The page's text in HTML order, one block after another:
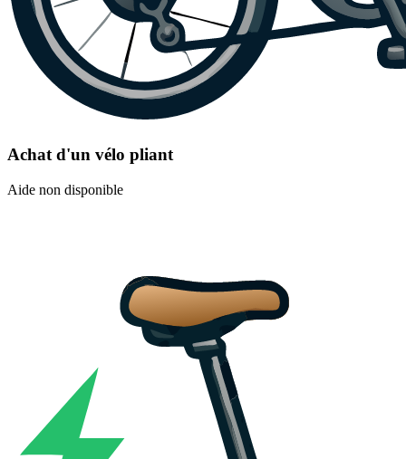
Achat d'un vélo pliant
Aide non disponible